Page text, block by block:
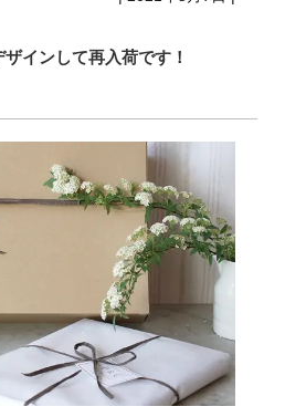
インして再入荷です！